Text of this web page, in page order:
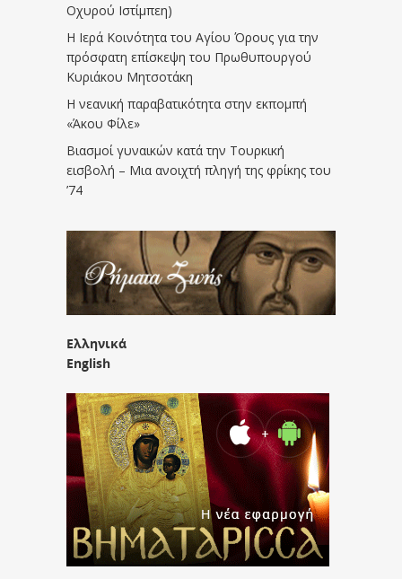
Οχυρού Ιστίμπεη)
Η Ιερά Κοινότητα του Αγίου Όρους για την
πρόσφατη επίσκεψη του Πρωθυπουργού
Κυριάκου Μητσοτάκη
Η νεανική παραβατικότητα στην εκπομπή
«Άκου Φίλε»
Βιασμοί γυναικών κατά την Τουρκική
εισβολή – Μια ανοιχτή πληγή της φρίκης του
’74
Ελληνικά
English